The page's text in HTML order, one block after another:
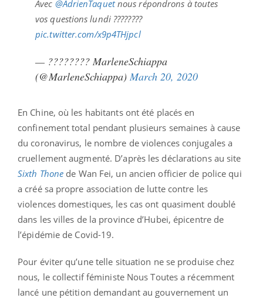
Avec @AdrienTaquetnous répondrons à toutes
vos questions lundi ????????
pic.twitter.com/x9p4THjpcl
— ???????? MarleneSchiappa
(@MarleneSchiappa) March 20, 2020
En Chine, où les habitants ont été placés en
confinement total pendant plusieurs semaines à cause
du coronavirus, le nombre de violences conjugales a
cruellement augmenté. D’après les déclarations au site
Sixth Thone de Wan Fei, un ancien officier de police qui
a créé sa propre association de lutte contre les
violences domestiques, les cas ont quasiment doublé
dans les villes de la province d’Hubei, épicentre de
l’épidémie de Covid-19.
Pour éviter qu’une telle situation ne se produise chez
nous, le collectif féministe Nous Toutes a récemment
lancé une pétition demandant au gouvernement un